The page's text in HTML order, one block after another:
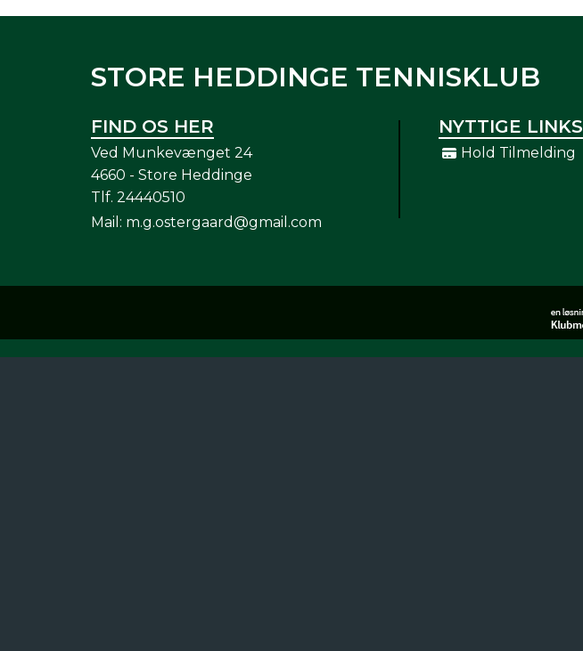
STORE HEDDINGE TENNISKLUB
FIND OS HER
Ved Munkevænget 24
4660 - Store Heddinge
Tlf. 24440510
Mail: m.g.ostergaard@gmail.com
NYTTIGE LINKS
Hold Tilmelding